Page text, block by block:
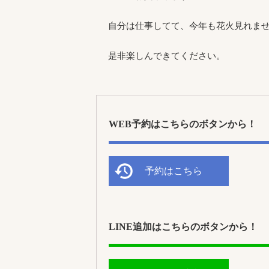
自分は仕事してて、今年も花火見れま
是非楽しんできてください。
WEB予約はこちらのボタンから！
予約はこちら
LINE追加はこちらのボタンから！